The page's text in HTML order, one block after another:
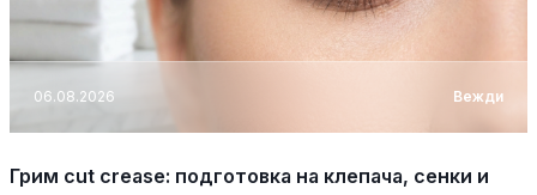
06.08.2026 Вежди
Грим cut crease: подготовка на клепача, сенки и